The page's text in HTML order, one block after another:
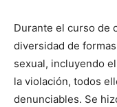
Durante el curso de
diversidad de
sexual, incluyendo
la violación, todos
denunciables. Se